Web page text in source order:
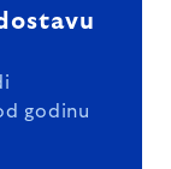
godinu